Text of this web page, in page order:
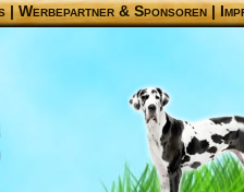
|Werbepartner & Sponsoren|